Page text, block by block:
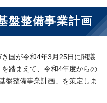
盤整備事業計画
国が令和4年3月25日に閣議
踏まえて、令和4年度からの
盤整備事業計画」を策定しま